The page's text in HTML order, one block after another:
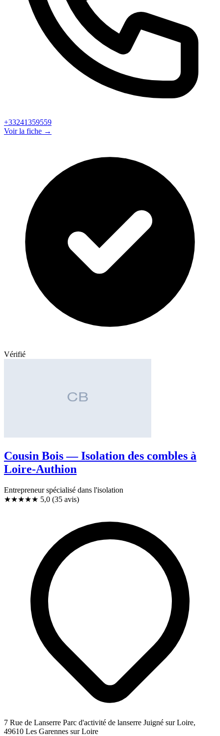
+33241359559
Voir la fiche →
Vérifié
Cousin Bois — Isolation des combles à
Loire-Authion
Entrepreneur spécialisé dans l'isolation
★★★★★ 5,0 (35 avis)
7 Rue de Lanserre Parc d'activité de lanserre Juigné sur Loire,
49610 Les Garennes sur Loire